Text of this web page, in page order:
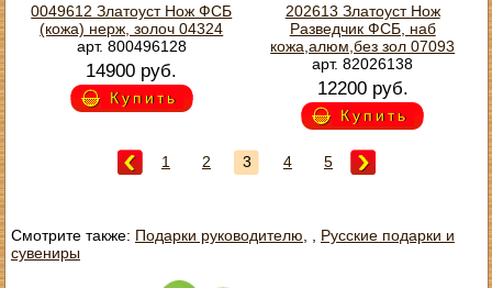
0049612 Златоуст Нож ФСБ
(кожа) нерж, золоч 04324
арт. 800496128
14900 руб.
Купить
202613 Златоуст Нож
Разведчик ФСБ, наб
кожа,алюм,без зол 07093
арт. 82026138
12200 руб.
Купить
1 2 3 4 5
Смотрите также: Подарки руководителю
Русские подарки и
сувениры